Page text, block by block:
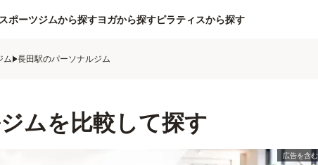
スポーツジムから探すヨガから探すピラティスから探す
ム 長田駅のパーソナルジム
ムを比較して探す